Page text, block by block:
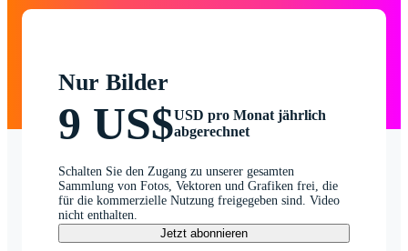
Nur Bilder
9 US$USD pro Monat jährlich
abgerechnet
Schalten Sie den Zugang zu unserer gesamten
Sammlung von Fotos, Vektoren und Grafiken frei, die
für die kommerzielle Nutzung freigegeben sind. Video
nicht enthalten.
Jetzt abonnieren